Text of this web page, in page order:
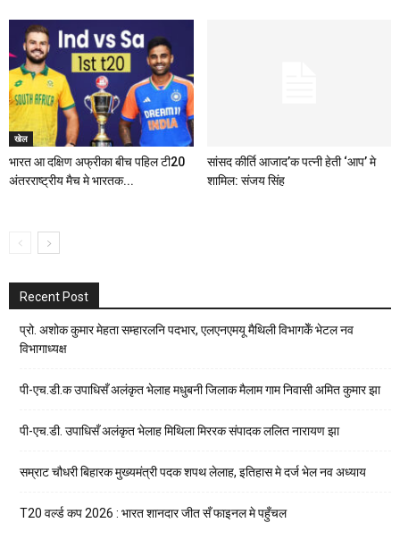
खेल
भारत आ दक्षिण अफ्रीका बीच पहिल टी20
अंतरराष्ट्रीय मैच मे भारतक...
सांसद कीर्ति आजाद’क पत्नी हेती ‘आप’ मे
शामिल: संजय सिंह
Recent Post
प्रो. अशोक कुमार मेहता सम्हारलनि पदभार, एलएनएमयू मैथिली विभागकेँ भेटल नव
विभागाध्यक्ष
पी-एच.डी.क उपाधिसँ अलंकृत भेलाह मधुबनी जिलाक मैलाम गाम निवासी अमित कुमार झा
पी-एच.डी. उपाधिसँ अलंकृत भेलाह मिथिला मिररक संपादक ललित नारायण झा
सम्राट चौधरी बिहारक मुख्यमंत्री पदक शपथ लेलाह, इतिहास मे दर्ज भेल नव अध्याय
T20 वर्ल्ड कप 2026 : भारत शानदार जीत सँ फाइनल मे पहुँचल